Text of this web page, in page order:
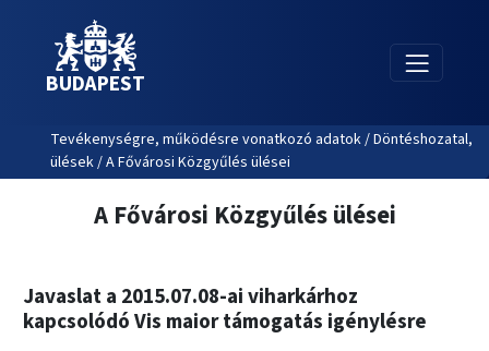
BUDAPEST
Tevékenységre, működésre vonatkozó adatok / Döntéshozatal,
ülések / A Fővárosi Közgyűlés ülései
A Fővárosi Közgyűlés ülései
Javaslat a 2015.07.08-ai viharkárhoz
kapcsolódó Vis maior támogatás igénylésre